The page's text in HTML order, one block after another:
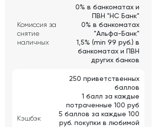
Комиссия за
снятие
наличных
0% в банкоматах и
ПВН "НС Банк"
0% в банкоматах
"Альфа-Банк"
1,5% (min 99 руб.) в
банкоматах и ПВН
других банков
Кэшбэк
250 приветственных
баллов
1 балл за каждые
потраченные 100 руб
5 баллов за каждые 100
руб. покупки в любимой